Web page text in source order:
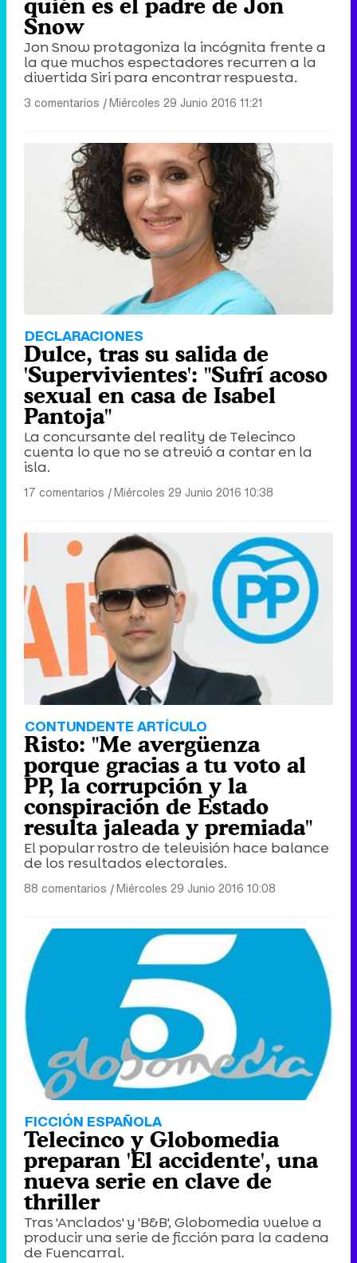
quién es el padre de Jon
Snow
Jon Snow protagoniza la incógnita frente a
la que muchos espectadores recurren a la
divertida Siri para encontrar respuesta.
3 comentarios |Miércoles 29 Junio 2016 11:21
DECLARACIONES
Dulce, tras su salida de
'Supervivientes': "Sufrí acoso
sexual en casa de Isabel
Pantoja"
La concursante del reality de Telecinco
cuenta lo que no se atrevió a contar en la
isla.
17 comentarios |Miércoles 29 Junio 2016 10:38
CONTUNDENTE ARTÍCULO
Risto: "Me avergüenza
porque gracias a tu voto al
PP, la corrupción y la
conspiración de Estado
resulta jaleada y premiada"
El popular rostro de televisión hace balance
de los resultados electorales.
88 comentarios |Miércoles 29 Junio 2016 10:08
FICCIÓN ESPAÑOLA
Telecinco y Globomedia
preparan 'El accidente', una
nueva serie en clave de
thriller
Tras 'Anclados' y 'B&B', Globomedia vuelve a
producir una serie de ficción para la cadena
de Fuencarral.